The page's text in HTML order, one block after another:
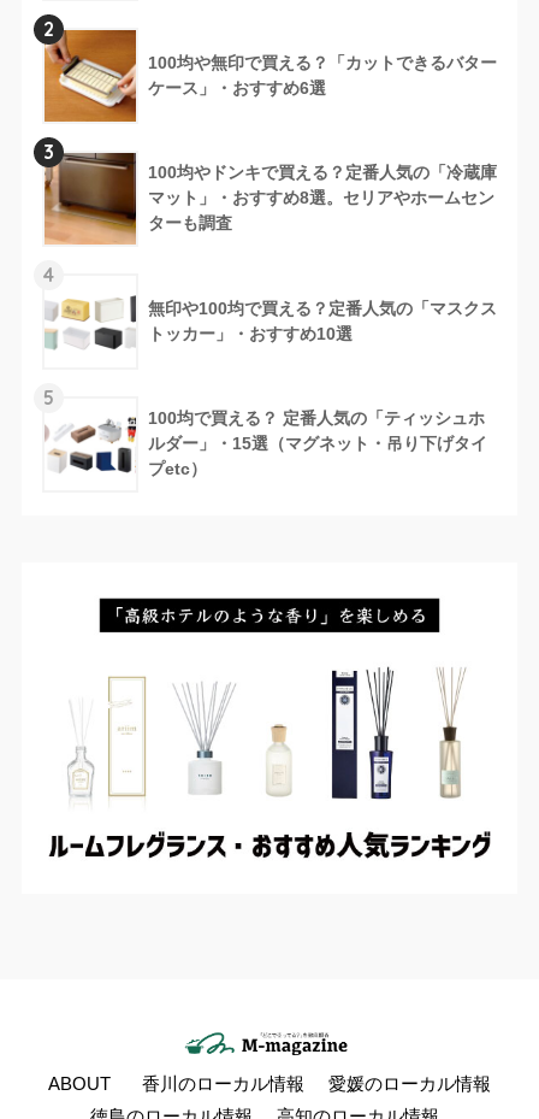
2
100均や無印で買える？「カットできるバター
ケース」・おすすめ6選
3
100均やドンキで買える？定番人気の「冷蔵庫
マット」・おすすめ8選。セリアやホームセン
ターも調査
4
無印や100均で買える？定番人気の「マスクス
トッカー」・おすすめ10選
5
100均で買える？ 定番人気の「ティッシュホ
ルダー」・15選（マグネット・吊り下げタイ
プetc）
ABOUT 香川のローカル情報
愛媛のローカル情報